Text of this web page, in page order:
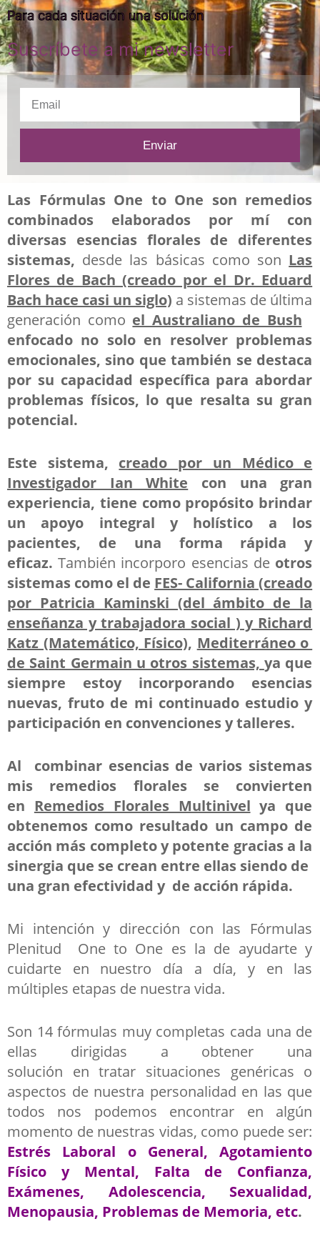
Para cada situación una solución
Suscríbete a mi newsletter
l
Enviar
Las Fórmulas One to One son remedios
combinados elaborados por mí con
diversas esencias florales de diferentes
sistemas, desde las básicas como son Las
Flores de Bach (creado por el Dr. Eduard
Bach hace casi un siglo) a sistemas de última
generación como el Australiano de Bush
enfocado no solo en resolver problemas
emocionales, sino que también se destaca
por su capacidad específica para abordar
problemas físicos, lo que resalta su gran
potencial.
Este sistema, creado por un Médico e
Investigador Ian White con una gran
experiencia, tiene como propósito brindar
un apoyo integral y holístico a los
pacientes, de una forma rápida y
eficaz. También incorporo esencias de otros
sistemas como el de FES- California (creado
por Patricia Kaminski (del ámbito de la
enseñanza y trabajadora social ) y Richard
Katz (Matemático, Físico), Mediterráneo o
de Saint Germain u otros sistemas, ya que
siempre estoy incorporando esencias
nuevas, fruto de mi continuado estudio y
participación en convenciones y talleres.
Al combinar esencias de varios sistemas
mis remedios florales se convierten
en Remedios Florales Multinivel ya que
obtenemos como resultado un campo de
acción más completo y potente gracias a la
sinergia que se crean entre ellas siendo de
una gran efectividad y de acción rápida.
Mi intención y dirección con las Fórmulas
Plenitud One to One es la de ayudarte y
cuidarte en nuestro día a día, y en las
múltiples etapas de nuestra vida.
Son 14 fórmulas muy completas cada una de
ellas dirigidas a obtener una
solución en tratar situaciones genéricas o
aspectos de nuestra personalidad en las que
todos nos podemos encontrar en algún
momento de nuestras vidas, como puede ser:
Estrés Laboral o General, Agotamiento
Físico y Mental, Falta de Confianza,
Exámenes, Adolescencia, Sexualidad,
Menopausia, Problemas de Memoria, etc.